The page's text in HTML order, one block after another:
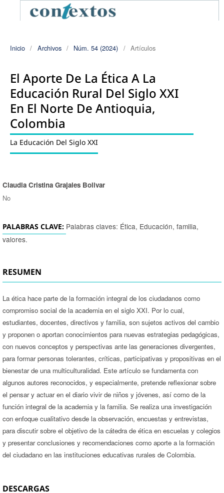
Inicio / Archivos / Núm. 54 (2024) / Artículos
El Aporte De La Ética A La
Educación Rural Del Siglo XXI
En El Norte De Antioquia,
Colombia
La Educación Del Siglo XXI
Autores/as
Claudia Cristina Grajales Bolivar
No
PALABRAS CLAVE: Palabras claves: Ética, Educación, familia,
valores.
RESUMEN
La ética hace parte de la formación integral de los ciudadanos como
compromiso social de la academia en el siglo XXI. Por lo cual,
estudiantes, docentes, directivos y familia, son sujetos activos del cambio
y proponen o aportan conocimientos para nuevas estrategias pedagógicas,
con nuevos conceptos y perspectivas ante las generaciones divergentes,
para formar personas tolerantes, críticas, participativas y propositivas en el
bienestar de una multiculturalidad. Este artículo se fundamenta con
algunos autores reconocidos, y especialmente, pretende reflexionar sobre
el pensar y actuar en el diario vivir de niños y jóvenes, así como de la
función integral de la academia y la familia. Se realiza una investigación
con enfoque cualitativo desde la observación, encuestas y entrevistas,
para discutir sobre el objetivo de la cátedra de ética en escuelas y colegios
y presentar conclusiones y recomendaciones como aporte a la formación
del ciudadano en las instituciones educativas rurales de Colombia.
DESCARGAS